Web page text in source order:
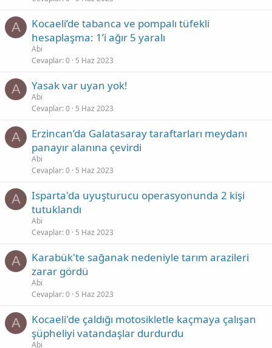
A
Kocaeli’de tabanca ve pompalı tüfekli
hesaplaşma: 1’i ağır 5 yaralı
Abi
Cevaplar 0 5 Haz 2023
A Yasak var uyan yok!
Abi
Cevaplar 0 5 Haz 2023
A
Erzincan’da Galatasaray taraftarları meydanı
panayır alanına çevirdi
Abi
Cevaplar 0 5 Haz 2023
A
Isparta'da uyuşturucu operasyonunda 2 kişi
tutuklandı
Abi
Cevaplar 0 5 Haz 2023
A
Karabük'te sağanak nedeniyle tarım arazileri
zarar gördü
Abi
Cevaplar 0 5 Haz 2023
A
Kocaeli'de çaldığı motosikletle kaçmaya çalışan
şüpheliyi vatandaşlar durdurdu
Abi